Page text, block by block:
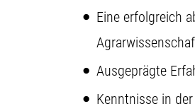
Eine erfolgreich
Ausgeprägte
Kenntnisse in